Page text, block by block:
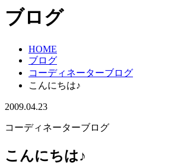
ブログ
HOME
ブログ
コーディネーターブログ
こんにちは♪
2009.04.23
コーディネーターブログ
こんにちは♪